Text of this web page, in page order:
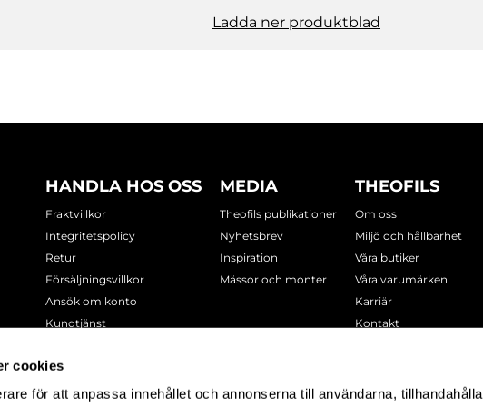
cookies
för att anpassa innehållet och annonserna till användarna, tillhandahålla
Ladda ner produktblad
HANDLA HOS OSS
Fraktvillkor
Integritetspolicy
Retur
Försäljningsvillkor
Ansök om konto
Kundtjänst
MEDIA
Theofils publikationer
Nyhetsbrev
Inspiration
Mässor och monter
THEOFILS
Om oss
Miljö och hållbarhet
Våra butiker
Våra varumärken
Karriär
Kontakt